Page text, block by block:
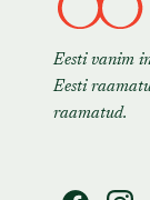
Eesti vanim
Eesti
raamatud.